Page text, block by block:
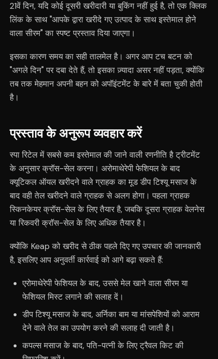
21वें दिन, यदि कोई दूसरी खरीदारी या बुकिंग नहीं हुई है, तो एक क्लिक
लिंक के साथ "आपके द्वारा खरीदे गए उत्पाद के साथ इस्तेमाल होने
वाला सीरम" का स्पष्ट प्रस्ताव दिया जाएगा।
इसका कारण समय का सही तालमेल है। अगर आप टच बटन को
"अगले दिन" पर दबा देते हैं, तो इसका ज़्यादा असर नहीं पड़ता, क्योंकि
तब तक मेहमान अपनी बहन को अपॉइंटमेंट के बारे में बता चुकी होती
है।
प्रस्ताव के अनुरूप व्यवहार करें
स्पा रिटेल में सबसे कम इस्तेमाल की जाने वाली रणनीति है ट्रीटमेंट
के अनुसार क्रॉस-सेल करना। अरोमाथेरेपी फेशियल के बाद
क्यूटिकल ऑयल खरीदने वाले ग्राहक का मूड डीप टिश्यू मसाज के
बाद वही तेल खरीदने वाले ग्राहक से अलग होगा। पहला ग्राहक
स्किनकेयर क्रॉस-सेल के लिए तैयार है, जबकि दूसरा ग्राहक वेलनेस
या रिकवरी क्रॉस-सेल के लिए अधिक तैयार है।
क्योंकि Keap को खरीद से ठीक पहले दिए गए उपचार की जानकारी
है, इसलिए आप अनुवर्ती कार्रवाई को आगे बढ़ा सकते हैं:
एरोमाथेरेपी फेशियल के बाद, उससे मेल खाने वाला सीरम या
फेशियल मिस्ट लगाने की सलाह दें।
डीप टिश्यू मसाज के बाद, अर्निका बाम या मांसपेशियों को आराम
देने वाले तेल का उपयोग करने की सलाह दी जाती है।
कपल्स मसाज के बाद, पति-पत्नी के लिए ट्रैवल किट की